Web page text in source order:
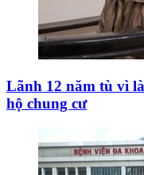
Lãnh 12 năm tù vì
hộ chung cư